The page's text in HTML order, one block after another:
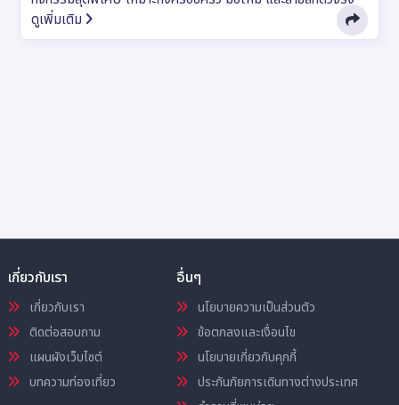
ดูเพิ่มเติม
เกี่ยวกับเรา
เกี่ยวกับเรา
ติดต่อสอบถาม
แผนผังเว็บไซต์
บทความท่องเที่ยว
อื่นๆ
นโยบายความเป็นส่วนตัว
ข้อตกลงและเงื่อนไข
นโยบายเกี่ยวกับคุกกี้
ประกันภัยการเดินทางต่างประเทศ